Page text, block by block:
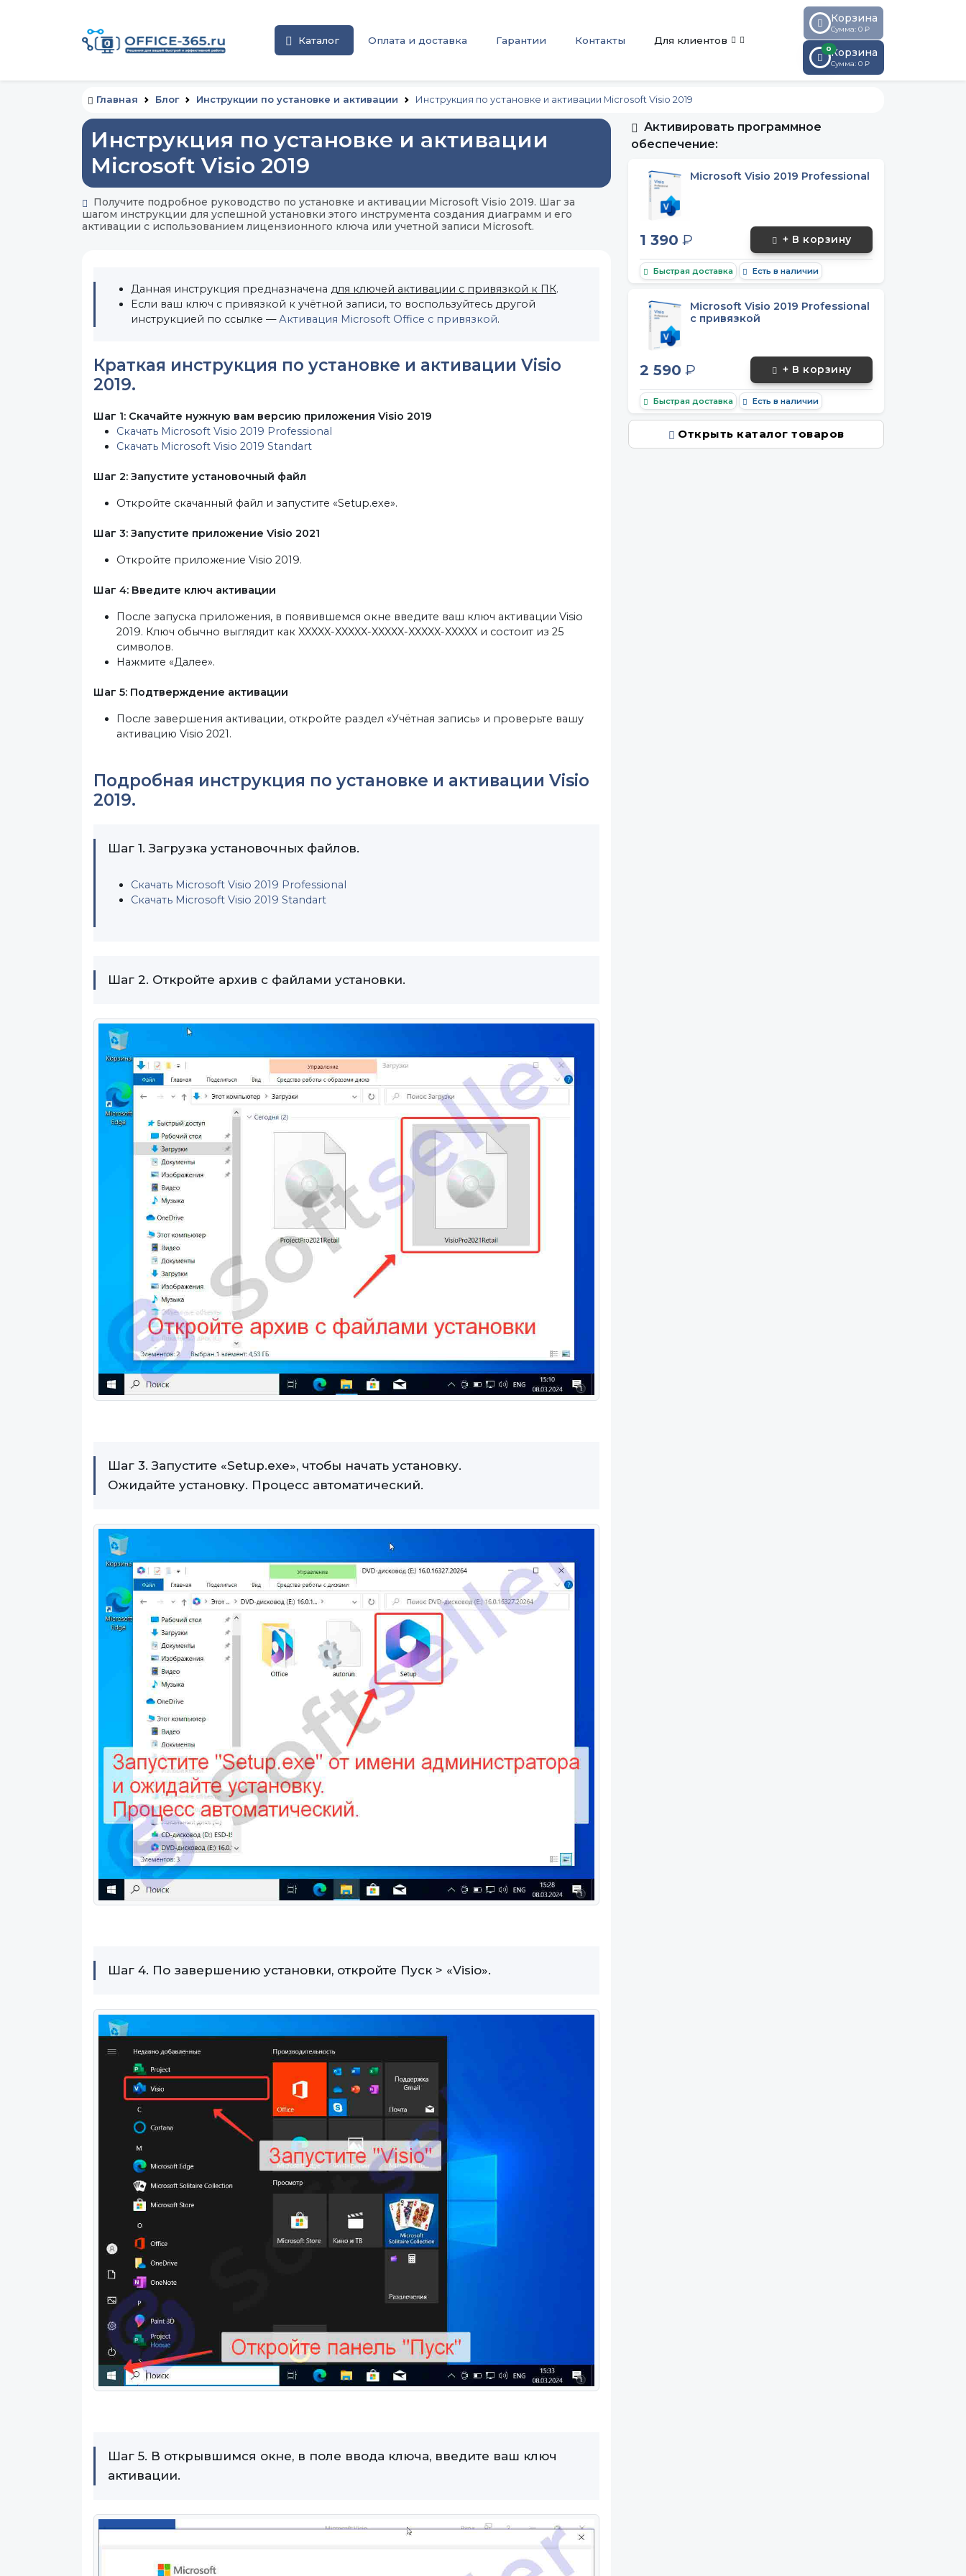
Каталог Оплата и доставка Гарантии Контакты Для клиентов
Корзина
Сумма: 0 ₽
0Корзина
Сумма: 0 ₽
Главная Блог Инструкции по установке и активации Инструкция по установке и активации Microsoft Visio 2019
Инструкция по установке и активации
Microsoft Visio 2019
Получите подробное руководство по установке и активации Microsoft Visio 2019. Шаг за
шагом инструкции для успешной установки этого инструмента создания диаграмм и его
активации с использованием лицензионного ключа или учетной записи Microsoft.
Данная инструкция предназначена для ключей активации с привязкой к ПК.
Если ваш ключ с привязкой к учётной записи, то воспользуйтесь другой
инструкцией по ссылке —Активация Microsoft Office с привязкой.
Краткая инструкция по установке и активации Visio
2019.
Шаг 1: Скачайте нужную вам версию приложения Visio 2019
Скачать Microsoft Visio 2019 Professional
Скачать Microsoft Visio 2019 Standart
Шаг 2: Запустите установочный файл
Откройте скачанный файл и запустите «Setup.exe».
Шаг 3: Запустите приложение Visio 2021
Откройте приложение Visio 2019.
Шаг 4: Введите ключ активации
После запуска приложения, в появившемся окне введите ваш ключ активации Visio
2019. Ключ обычно выглядит как XXXXX-XXXXX-XXXXX-XXXXX-XXXXX и состоит из 25
символов.
Нажмите «Далее».
Шаг 5: Подтверждение активации
После завершения активации, откройте раздел «Учётная запись» и проверьте вашу
активацию Visio 2021.
Подробная инструкция по установке и активации Visio
2019.
Шаг 1. Загрузка установочных файлов.
Скачать Microsoft Visio 2019 Professional
Скачать Microsoft Visio 2019 Standart
Шаг 2. Откройте архив с файлами установки.
Шаг 3. Запустите «Setup.exe», чтобы начать установку.
Ожидайте установку. Процесс автоматический.
Шаг 4. По завершению установки, откройте Пуск > «Visio».
Шаг 5. В открывшимся окне, в поле ввода ключа, введите ваш ключ
активации.
Активировать программное
обеспечение:
Microsoft Visio 2019 Professional
1 390 ₽ + В корзину
Быстрая доставка Есть в наличии
Microsoft Visio 2019 Professional
с привязкой
2 590 ₽ + В корзину
Быстрая доставка Есть в наличии
Открыть каталог товаров